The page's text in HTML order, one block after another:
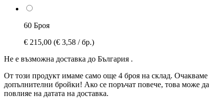
60 Броя
€ 215,00 (€ 3,58 / бр.)
Не е възможна доставка до България .
От този продукт имаме само още 4 броя на склад. Очакваме
допълнителни бройки! Ако се поръчат повече, това може да
повлияе на датата на доставка.